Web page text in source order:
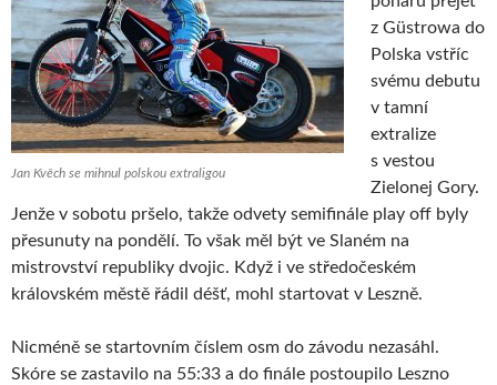
Jan Kvěch se mihnul polskou extraligou
z Güstrowa do
Polska vstříc
svému debutu
v tamní
extralize
s vestou
Zielonej Gory.
Jenže v sobotu pršelo, takže odvety semifinále play off byly
přesunuty na pondělí. To však měl být ve Slaném na
mistrovství republiky dvojic. Když i ve středočeském
královském městě řádil déšť, mohl startovat v Leszně.
Nicméně se startovním číslem osm do závodu nezasáhl.
Skóre se zastavilo na 55:33 a do finále postoupilo Leszno